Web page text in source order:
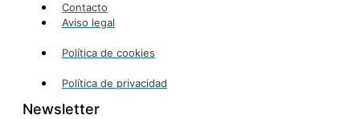
Contacto
Aviso legal
Política de cookies
Política de privacidad
Newsletter